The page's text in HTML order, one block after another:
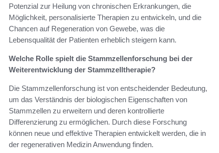
Potenzial zur Heilung von chronischen Erkrankungen, die
Möglichkeit, personalisierte Therapien zu entwickeln, und die
Chancen auf Regeneration von Gewebe, was die
Lebensqualität der Patienten erheblich steigern kann.
Welche Rolle spielt die Stammzellenforschung bei der
Weiterentwicklung der Stammzelltherapie?
Die Stammzellenforschung ist von entscheidender Bedeutung,
um das Verständnis der biologischen Eigenschaften von
Stammzellen zu erweitern und deren kontrollierte
Differenzierung zu ermöglichen. Durch diese Forschung
können neue und effektive Therapien entwickelt werden, die in
der regenerativen Medizin Anwendung finden.